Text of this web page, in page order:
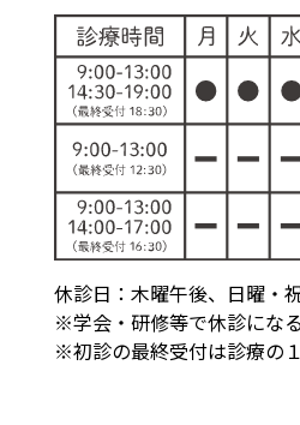
休診日：木曜午後、日曜・
※学会・研修等で休診にな
※初診の最終受付は診療の